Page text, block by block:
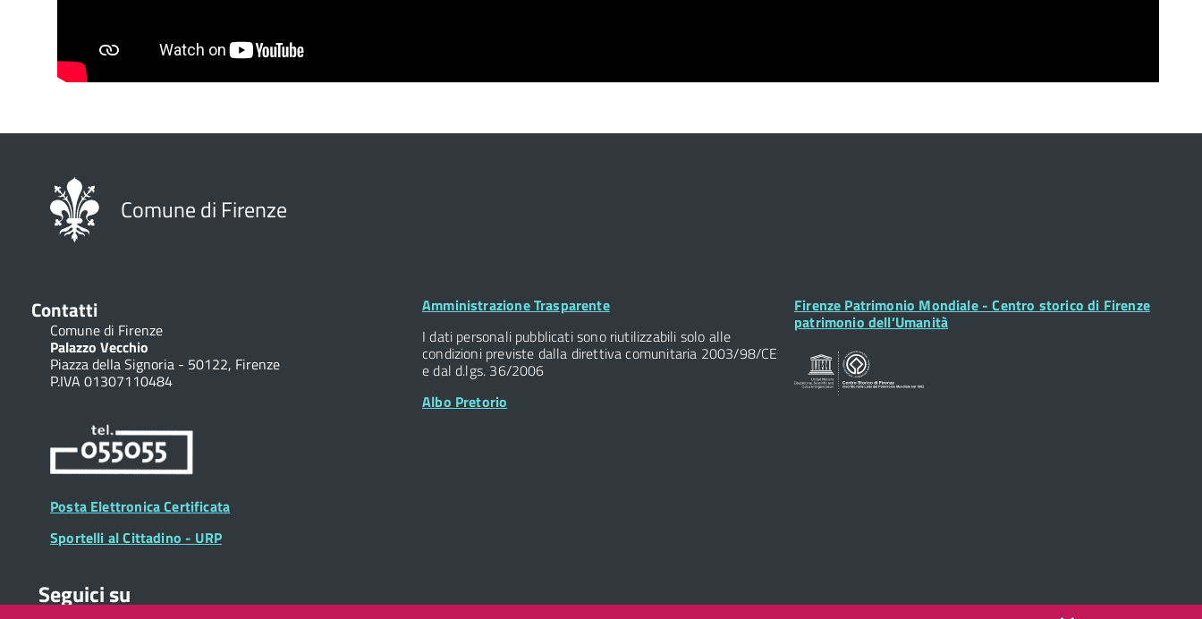
Comune di Firenze
Contatti
Comune di Firenze
Palazzo Vecchio
Piazza della Signoria - 50122, Firenze
P.IVA 01307110484
Posta Elettronica Certificata
Sportelli al Cittadino - URP
Footer
Amministrazione Trasparente
I dati personali pubblicati sono riutilizzabili solo alle
condizioni previste dalla direttiva comunitaria 2003/98/CE
e dal d.lgs. 36/2006
Albo Pretorio
Footer
Widget
Firenze Patrimonio Mondiale - Centro storico di Firenze
patrimonio dell’Umanità
Seguici su